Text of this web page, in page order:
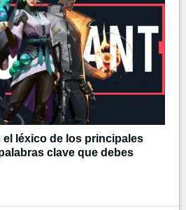
el léxico de los principales
clave que debes